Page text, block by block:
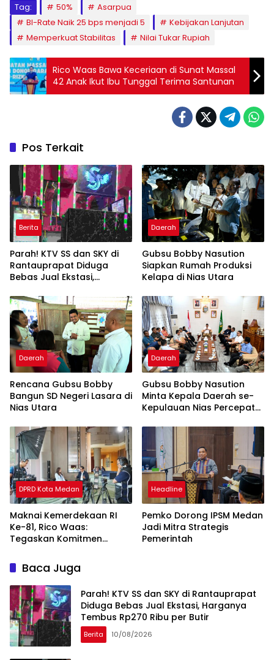
Tag: 50%
Asarpua
BI-Rate Naik 25 bps menjadi 5
Kebijakan Lanjutan
Memperkuat Stabilitas
Nilai Tukar Rupiah
Rico Waas Bawa Keceriaan di Sunat Massal
42 Anak Ikut Ibu Tunggal Terima Santunan
Pos Terkait
Berita
Parah! KTV SS dan SKY di
Rantauprapat Diduga
Bebas Jual Ekstasi,
Ribu per Butir
Daerah
Gubsu Bobby Nasution
Siapkan Rumah Produksi
Kelapa di Nias Utara
Daerah
Rencana Gubsu Bobby
Bangun SD Negeri Lasara di
Nias Utara
Daerah
Gubsu Bobby Nasution
Minta Kepala Daerah se-
Kepulauan Nias Percepat
DPRD Kota Medan
Maknai Kemerdekaan RI
Ke-81, Rico Waas:
Tegaskan Komitmen
Headline
Pemko Dorong IPSM Medan
Jadi Mitra Strategis
Pemerintah
Baca Juga
Parah! KTV SS dan SKY di Rantauprapat
Diduga Bebas Jual Ekstasi, Harganya
Tembus Rp270 Ribu per Butir
Berita 10/08/2026